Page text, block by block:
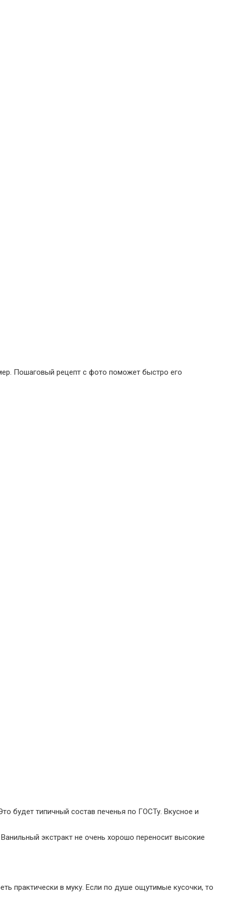
Пошаговый рецепт с фото поможет быстро его
будет типичный состав печенья по ГОСТу. Вкусное и
экстракт не очень хорошо переносит высокие
практически в муку. Если по душе ощутимые кусочки, то